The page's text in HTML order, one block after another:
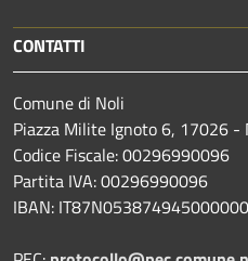
CONTATTI
Comune di Noli
Piazza Milite Ignoto 6, 17026 -
Codice Fiscale: 00296990096
Partita IVA: 00296990096
IBAN: